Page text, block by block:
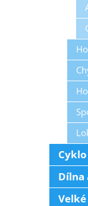
Dílna